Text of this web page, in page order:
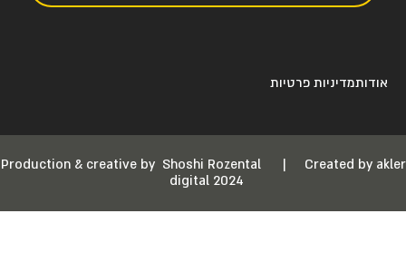
אודותמדיניות פרטיות
Production & creative by Shoshi Rozental | Created by akler
digital 2024